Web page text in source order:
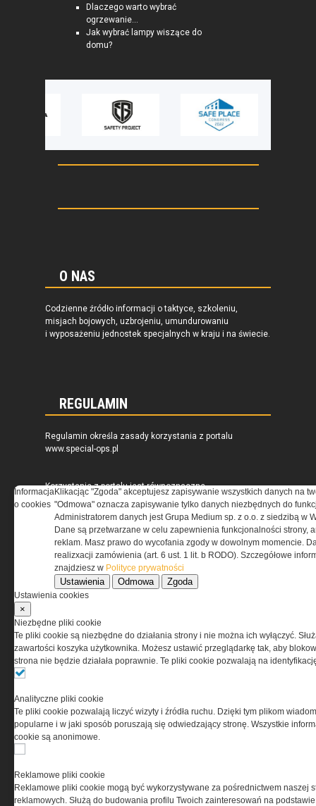
Dlaczego warto wybrać
ogrzewanie...
Jak wybrać lampy wiszące do
domu?
O NAS
Codzienne źródło informacji o taktyce, szkoleniu,
misjach bojowych, uzbrojeniu, umundurowaniu
i wyposażeniu jednostek specjalnych w kraju i na świecie.
REGULAMIN
Regulamin określa zasady korzystania z portalu
www.special-ops.pl
Korzystanie z portalu jest równoznaczne
z zaakceptowaniem warunków ustanowionych
przez Grupa MEDIUM Spółka z ograniczoną
odpowiedzialnością Spółka komandytowa, nr KRS:
0000537655, NIP 1132860378, REGON 146393437
(zwana dalej Grupa MEDIUM) w postaci Regulaminu.
Przeczytaj regulamin
PRYWATNOŚĆ
informacji na Twoim komputerze. Pliki cookies stosujemy
w celu świadczenia usług na najwyższym poziomie,
w tym w sposób dostosowany do indywidualnych potrzeb.
Korzystanie z witryny bez zmiany ustawień dotyczących
dokonać zmiany ustawień przeglądarki dotyczących
cookies. Nim Państwo zaczną korzystać z naszego
serwisu prosimy o zapoznanie się z nasząpolityką
Informacja
o cookies
Klikacjąc "Zgoda" akceptujesz zapisywanie wszystkich danych na
"Odmowa" oznacza zapisywanie tylko danych niezbędnych do
Administratorem danych jest Grupa Medium sp. z o.o. z siedzibą w
Dane są przetwarzane w celu zapewnienia funkcjonalności strony,
reklam. Masz prawo do wycofania zgody w dowolnym momencie.
realizxacji zamówienia (art. 6 ust. 1 lit. b RODO). Szczegółowe
znajdziesz w Polityce prywatności
Ustawienia Odmowa Zgoda
Ustawienia cookies
×
Niezbędne pliki cookie
Te pliki cookie są niezbędne do działania strony i nie można ich wyłączyć.
zawartości koszyka użytkownika. Możesz ustawić przeglądarkę tak, aby
strona nie będzie działała poprawnie. Te pliki cookie pozwalają na
Analityczne pliki cookie
Te pliki cookie pozwalają liczyć wizyty i źródła ruchu. Dzięki tym plikom
popularne i w jaki sposób poruszają się odwiedzający stronę. Wszystkie
cookie są anonimowe.
Reklamowe pliki cookie
Reklamowe pliki cookie mogą być wykorzystywane za pośrednictwem naszej
reklamowych. Służą do budowania profilu Twoich zainteresowań na